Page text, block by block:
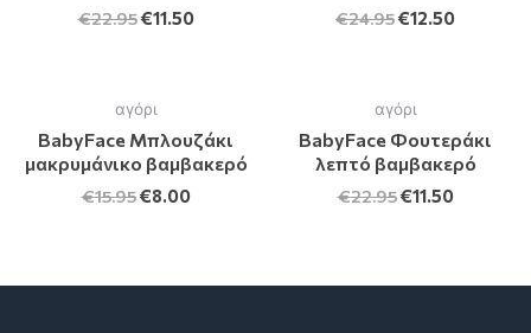
€22.95€11.50 €24.95€12.50
αγόρι
BabyFace Μπλουζάκι
μακρυμάνικο βαμβακερό
€15.95€8.00
αγόρι
BabyFace Φουτεράκι
λεπτό βαμβακερό
€22.95€11.50